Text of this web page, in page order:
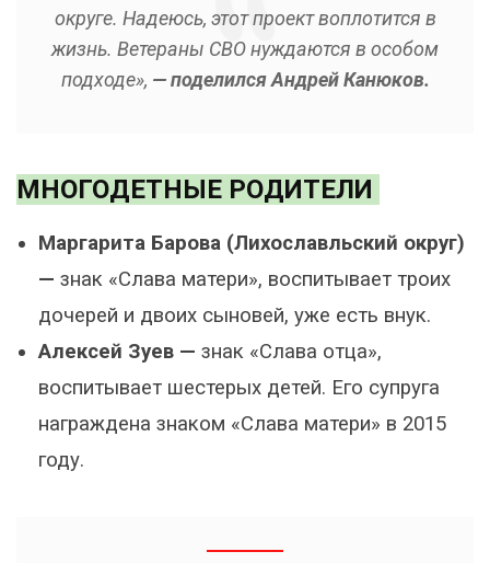
округе. Надеюсь, этот проект воплотится в
жизнь. Ветераны СВО нуждаются в особом
подходе», — поделился Андрей Канюков.
МНОГОДЕТНЫЕ РОДИТЕЛИ
Маргарита Барова (Лихославльский округ)
— знак «Слава матери», воспитывает троих
дочерей и двоих сыновей, уже есть внук.
Алексей Зуев — знак «Слава отца»,
воспитывает шестерых детей. Его супруга
награждена знаком «Слава матери» в 2015
году.